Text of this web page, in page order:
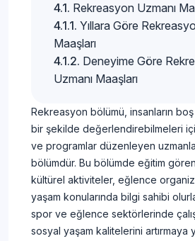
Rekreasyon Uzmanı
Yıllara Göre
Maaşları
Deneyime Göre
Uzmanı Maaşları
Rekreasyon bölümü, insanların boş
bir şekilde değerlendirebilmeleri
ve programlar düzenleyen
bölümdür. Bu bölümde eğitim
kültürel aktiviteler, eğlence
yaşam konularında bilgi sahibi
spor ve eğlence sektörlerinde
sosyal yaşam kalitelerini artırmaya